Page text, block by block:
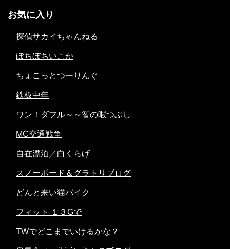
お気に入り
探偵サカイちゃんねる
ぼちぼちいこか
ちょこっとつーりんぐ
鉄板中年
ワン！ダフル～～智の暇つぶし
MC交通戦争
自在漂泊／白くらげ
スノーボード＆グラトリブログ
どんと来い猫バイク
フィット １３Gで
TWでどこまでいけるかな？